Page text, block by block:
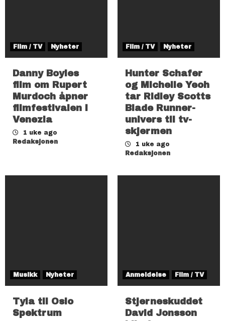
Film / TV Nyheter
Danny Boyles
film om Rupert
Murdoch åpner
filmfestivalen i
Venezia
1 uke ago
Redaksjonen
Film / TV Nyheter
Hunter Schafer
og Michelle Yeoh
tar Ridley Scotts
Blade Runner-
univers til tv-
skjermen
1 uke ago
Redaksjonen
Musikk Nyheter
Tyla til Oslo
Spektrum
Anmeldelse Film / TV
Stjerneskuddet
David Jonsson